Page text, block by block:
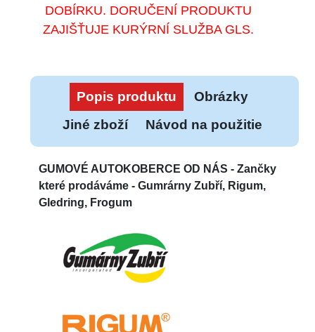
DOBÍRKU. DORUČENÍ PRODUKTU
ZAJIŠŤUJE KURÝRNÍ SLUŽBA GLS.
Popis produktu
Obrázky
Jiné zboží
Návod na použitie
GUMOVÉ AUTOKOBERCE OD NÁS - Zančky
které prodáváme - Gumrárny Zubří, Rigum,
Gledring, Frogum